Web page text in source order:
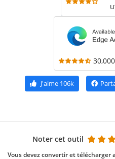
J'aime106k
Noter cet outil
Vous devez convertir et